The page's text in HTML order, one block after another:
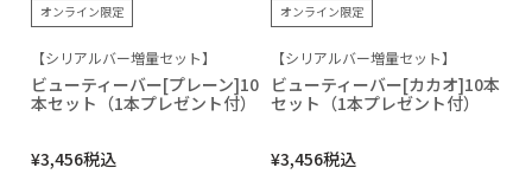
オンライン限定
【シリアルバー増量セット】
ビューティーバー[プレーン]10
本セット（1本プレゼント付）
¥3,456税込
オンライン限定
【シリアルバー増量セット】
ビューティーバー[カカオ]10本
セット（1本プレゼント付）
¥3,456税込